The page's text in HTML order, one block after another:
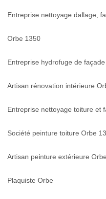
Entreprise nettoyage dallage,
Orbe 1350
Entreprise hydrofuge de
Artisan rénovation intérieure
Entreprise nettoyage toiture et
Société peinture toiture Orbe
Artisan peinture extérieure
Plaquiste Orbe